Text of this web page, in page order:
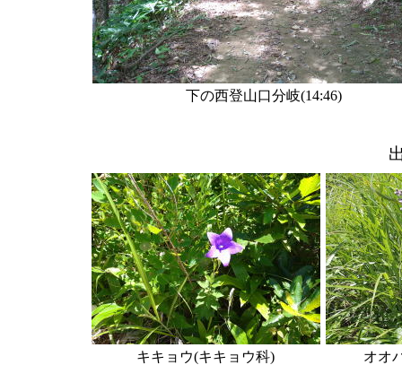
下の西登山口分岐(14:46)
キキョウ(キキョウ科) オオ